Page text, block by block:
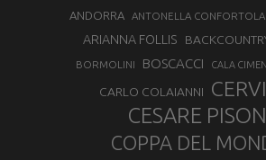
ANDORRA ANTONELLA CONFORTOLA
ARIANNA FOLLIS
BORMOLINI BOSCACCI CALA
CARLO COLAIANNI
CESARE
COPPA DEL